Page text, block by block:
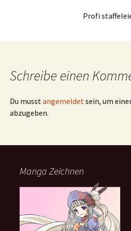
Profi
Schreibe einen
Du musstangemeldetsein, um
abzugeben.
Manga Zeichnen